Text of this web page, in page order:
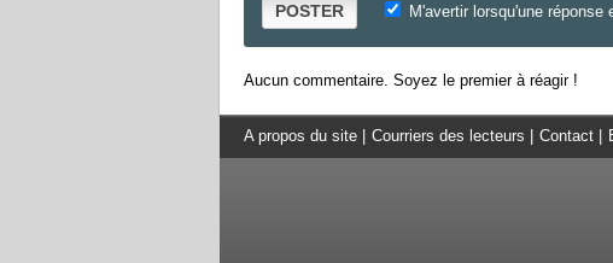
POSTER M'avertir lorsqu'une réponse
Aucun commentaire. Soyez le premier à réagir !
A propos du site Courriers des lecteurs Contact